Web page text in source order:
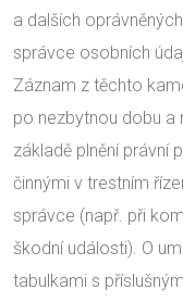
a dalších
správce osobních
Záznam z těchto
po nezbytnou dobu
základě plnění právní
činnými v trestním
správce (např. při
škodní události). O
tabulkami s